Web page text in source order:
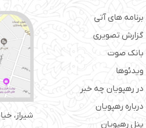
برنامه های آتی
گزارش تصویری
بانک صوت
ویدئوها
در رهپویان چه خبر
درباره رهپویان
پنل رهپویان
شیراز،